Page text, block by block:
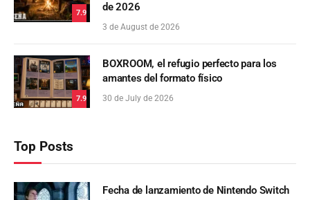
7.9
de 2026
3 de August de 2026
7.9
BOXROOM, el refugio perfecto para los
amantes del formato físico
30 de July de 2026
Top Posts
Fecha de lanzamiento de Nintendo Switch